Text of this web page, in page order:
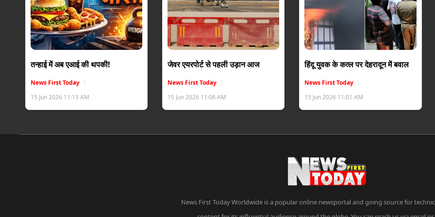
तन्हाई में अब एआई की थपकी!
News First Today
15 Jun 2026 11:13 AM
जेवर एयरपोर्ट से पहली उड़ान आज
News First Today
15 Jun 2026 11:06 AM
हिंदू युवक के कत्ल पर देहरादून में बवाल
News First Today
15 Jun 2026 11:01 AM
News First Today Worldwide is a popular online newsportal and going source for